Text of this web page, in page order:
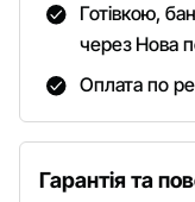
Готівкою,
через Нова
Оплата по
Гарантія та